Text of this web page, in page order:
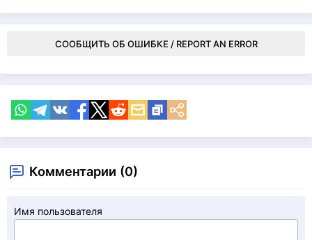
СООБЩИТЬ ОБ ОШИБКЕ / REPORT AN ERROR
Комментарии (0)
Имя пользователя